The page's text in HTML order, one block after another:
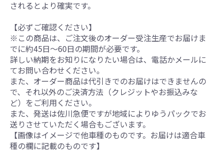
されるとより確実です。
【必ずご確認ください】
※この商品は、ご注文後のオーダー受注生産でお届けま
でに約45日～60日の期間が必要です。
詳しい納期をお知りになりたい場合は、電話かメールに
てお問い合わせください。
また、オーダー商品は代引きでのお届けはできませんの
で、それ以外のご決済方法（クレジットやお振込みな
ど）をご利用ください。
また、発送は佐川急便ですが地域によりゆうパックでお
送りさせていただく場合もございます。
【画像はイメージで他車種のものです。お届けは適合車
種の欄に記載のものです】